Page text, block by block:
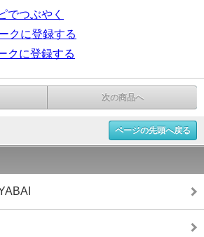
でつぶやく
クに登録する
クに登録する
次の商品へ
ページの先頭へ戻る